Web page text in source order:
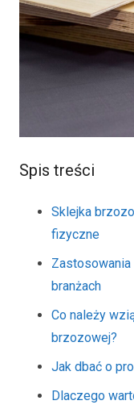
Spis treści
Sklejka
fizyczne
branżach
Co należy
brzozowej?
Jak dbać o
Dlaczego